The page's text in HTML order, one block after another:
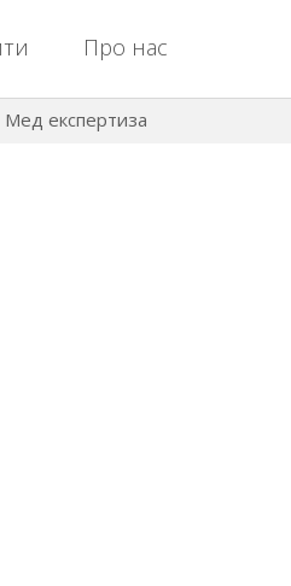
Про нас
Мед експертиза